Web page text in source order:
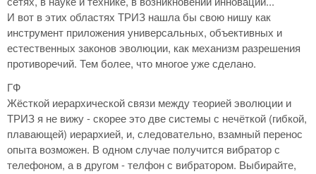
И вот в этих областях ТРИЗ нашла бы свою нишу как
инструмент приложения универсальных, объективных и
естественных законов эволюции, как механизм разрешения
противоречий. Тем более, что многое уже сделано.
ГФ
Жёсткой иерархической связи между теорией эволюции и
ТРИЗ я не вижу - скорее это две системы с нечёткой (гибкой,
плавающей) иерархией, и, следовательно, взамный перенос
опыта возможен. В одном случае получится вибратор с
телефоном, а в другом - телфон с вибратором. Выбирайте,